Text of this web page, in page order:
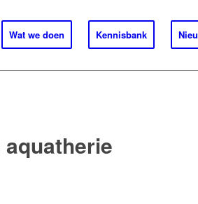
Wat we doen Kennisbank
aquatherie